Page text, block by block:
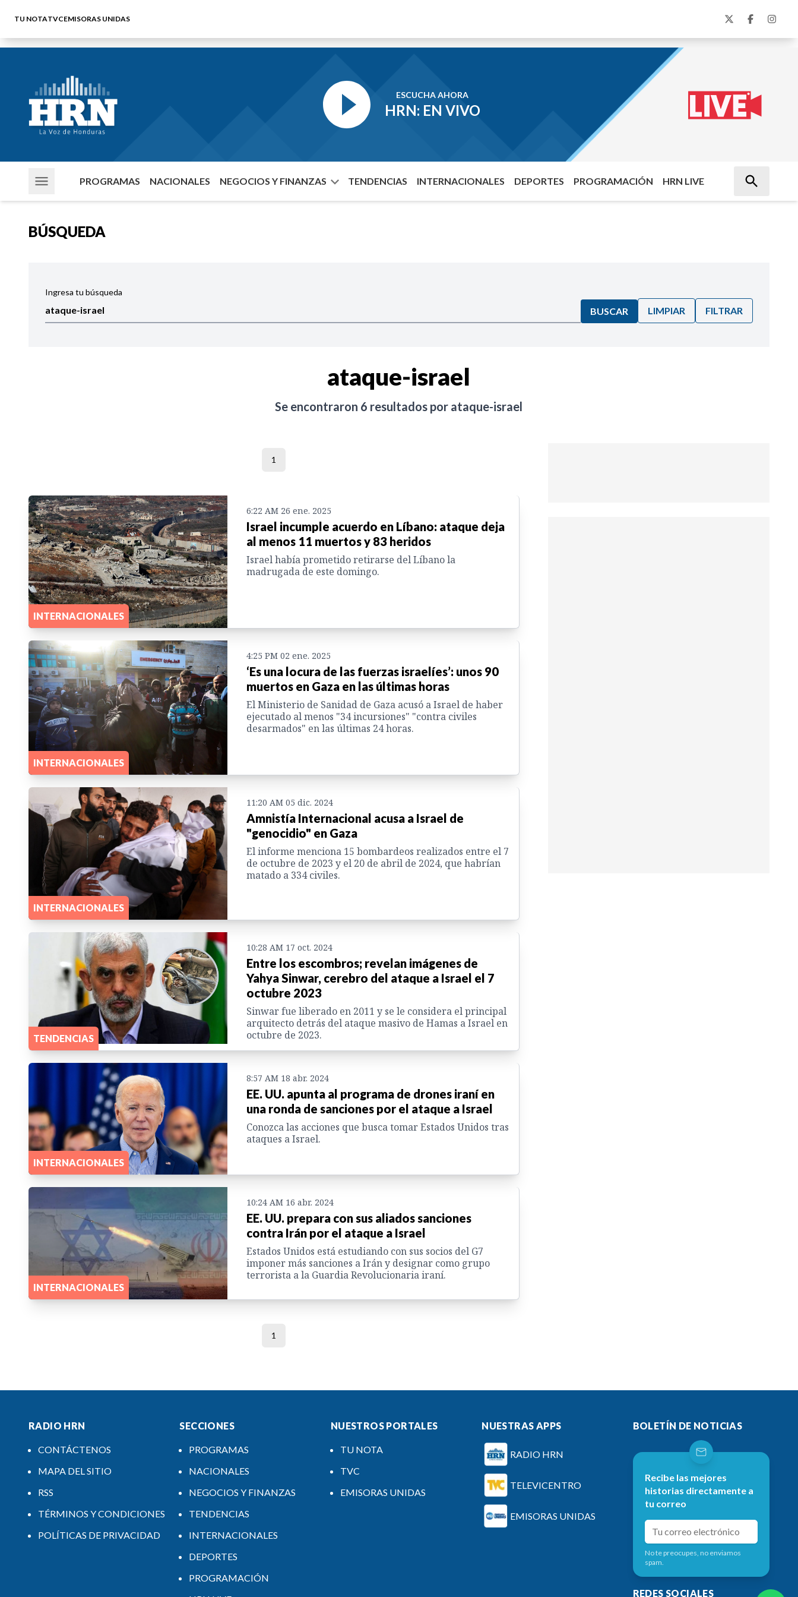
TU NOTATVCEMISORAS UNIDAS
ESCUCHA AHORA
HRN: EN VIVO
PROGRAMAS NACIONALES NEGOCIOS Y FINANZAS TENDENCIAS INTERNACIONALES DEPORTES PROGRAMACIÓN HRN LIVE
BÚSQUEDA
Ingresa tu búsqueda
BUSCAR LIMPIAR FILTRAR
ataque-israel
Se encontraron 6 resultados por ataque-israel
1
INTERNACIONALES
6:22 AM 26 ene. 2025
Israel incumple acuerdo en Líbano: ataque deja
al menos 11 muertos y 83 heridos
Israel había prometido retirarse del Líbano la
madrugada de este domingo.
INTERNACIONALES
4:25 PM 02 ene. 2025
‘Es una locura de las fuerzas israelíes’: unos 90
muertos en Gaza en las últimas horas
El Ministerio de Sanidad de Gaza acusó a Israel de haber
ejecutado al menos "34 incursiones" "contra civiles
desarmados" en las últimas 24 horas.
INTERNACIONALES
11:20 AM 05 dic. 2024
Amnistía Internacional acusa a Israel de
"genocidio" en Gaza
El informe menciona 15 bombardeos realizados entre el 7
de octubre de 2023 y el 20 de abril de 2024, que habrían
matado a 334 civiles.
TENDENCIAS
10:28 AM 17 oct. 2024
Entre los escombros; revelan imágenes de
Yahya Sinwar, cerebro del ataque a Israel el 7
octubre 2023
Sinwar fue liberado en 2011 y se le considera el principal
arquitecto detrás del ataque masivo de Hamas a Israel en
octubre de 2023.
INTERNACIONALES
8:57 AM 18 abr. 2024
EE. UU. apunta al programa de drones iraní en
una ronda de sanciones por el ataque a Israel
Conozca las acciones que busca tomar Estados Unidos tras
ataques a Israel.
INTERNACIONALES
10:24 AM 16 abr. 2024
EE. UU. prepara con sus aliados sanciones
contra Irán por el ataque a Israel
Estados Unidos está estudiando con sus socios del G7
imponer más sanciones a Irán y designar como grupo
terrorista a la Guardia Revolucionaria iraní.
1
RADIO HRN
CONTÁCTENOS
MAPA DEL SITIO
RSS
TÉRMINOS Y CONDICIONES
POLÍTICAS DE PRIVACIDAD
SECCIONES
PROGRAMAS
NACIONALES
NEGOCIOS Y FINANZAS
TENDENCIAS
INTERNACIONALES
DEPORTES
PROGRAMACIÓN
NUESTROS PORTALES
TU NOTA
TVC
EMISORAS UNIDAS
NUESTRAS APPS
RADIO HRN
TELEVICENTRO
EMISORAS UNIDAS
BOLETÍN DE NOTICIAS
Recibe las mejores
historias directamente a
tu correo
No te preocupes, no enviamos
spam.
REDES SOCIALES